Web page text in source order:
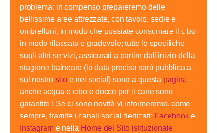
problema: in compenso prepareremo delle
bellissime aree attrezzate, con tavolo, sedie e
ombrelloni, in modo che possiate consumare il cibo
in modo rilassato e gradevole; tutte le specifiche
sugli altri servizi, assicurati a partire dall'inizio della
stagione balneare (la data precisa sarà pubblicata
sul nostro sito e nei social) sono a questa pagina -
anche acqua e cibo e docce per il cane sono
garantite ! Se ci sono novità vi informeremo, come
sempre, tramite i canali social dedicati: Facebook e
Instagram e nella Home del Sito istituzionale